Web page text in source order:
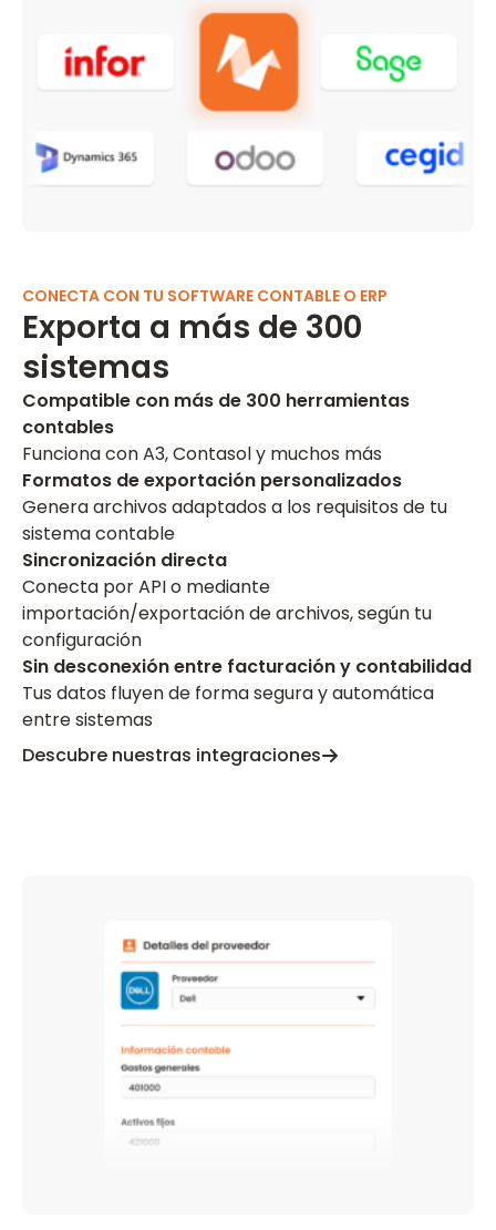
CONECTA CON TU SOFTWARE CONTABLE O ERP
Exporta a más de 300
sistemas
Compatible con más de 300 herramientas
contables
Funciona con A3, Contasol y muchos más
Formatos de exportación personalizados
Genera archivos adaptados a los requisitos de tu
sistema contable
Sincronización directa
Conecta por API o mediante
importación/exportación de archivos, según tu
configuración
Sin desconexión entre facturación y contabilidad
Tus datos fluyen de forma segura y automática
entre sistemas
Descubre nuestras integraciones